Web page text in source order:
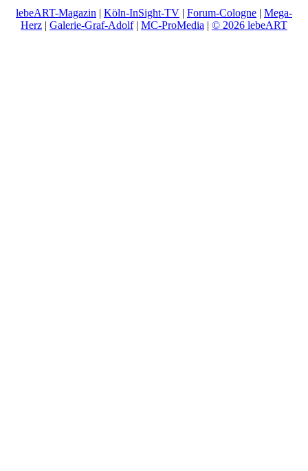
lebeART-Magazin | Köln-InSight-TV | Forum-Cologne | Mega-
Herz | Galerie-Graf-Adolf| MC-ProMedia | © 2026 lebeART